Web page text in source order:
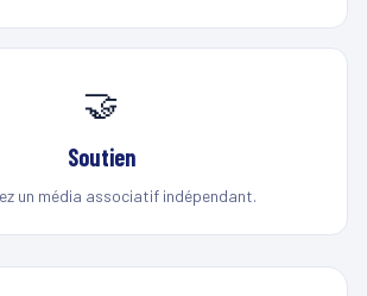
🤝
Soutien
un média associatif indépendant.